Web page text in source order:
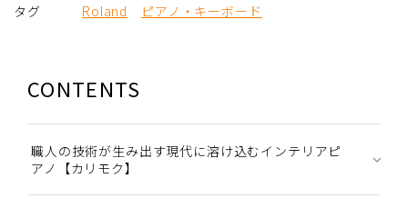
タグ
Roland ピアノ・キーボード
CONTENTS
職人の技術が生み出す現代に溶け込むインテリアピ
アノ【カリモク】